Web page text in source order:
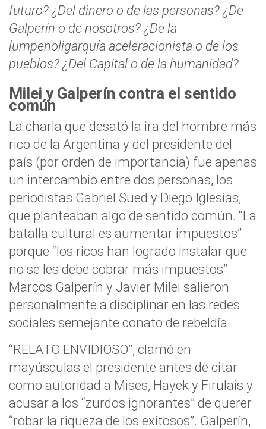
futuro? ¿Del dinero o de las personas? ¿De
Galperín o de nosotros? ¿De la
lumpenoligarquía aceleracionista o de los
pueblos? ¿Del Capital o de la humanidad?
Milei y Galperín contra el sentido
común
La charla que desató la ira del hombre más
rico de la Argentina y del presidente del
país (por orden de importancia) fue apenas
un intercambio entre dos personas, los
periodistas Gabriel Sued y Diego Iglesias,
que planteaban algo de sentido común. “La
batalla cultural es aumentar impuestos”
porque “los ricos han logrado instalar que
no se les debe cobrar más impuestos”.
Marcos Galperín y Javier Milei salieron
personalmente a disciplinar en las redes
sociales semejante conato de rebeldía.
“RELATO ENVIDIOSO”, clamó en
mayúsculas el presidente antes de citar
como autoridad a Mises, Hayek y Firulais y
acusar a los “zurdos ignorantes” de querer
“robar la riqueza de los exitosos”. Galperín,